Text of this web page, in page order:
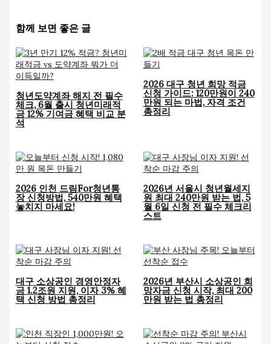
함께 보면 좋은 글
청년도약계좌 해지 전 필수
체크, 6월 출시 청년미래적
금 12% 기여금 혜택 비교 분
석
2026 대구 청년 희망 적금
신청 가이드: 120만원이 240
만원 되는 마법, 자격 조건
총정리
2026 인천 드림For청년통
장 신청방법, 540만원 혜택
놓치지 마세요!
2026년 서울시 청년월세지
원 최대 240만원 받는 법, 5
월 6일 신청 전 필수 체크리
스트
대구 소상공인 경영안정자
금 1.2조원 지원, 이자 3% 혜
택 신청 방법 총정리
2026년 부산시 소상공인 희
망자금 신청 시작, 최대 200
만원 받는 법 총정리